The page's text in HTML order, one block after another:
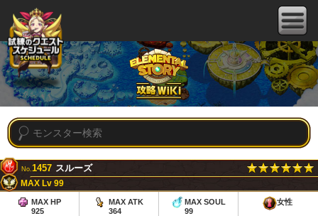
No.1457 スルーズ
MAX Lv 99
MAX HP
925
MAX ATK
364
MAX SOUL
99
女性